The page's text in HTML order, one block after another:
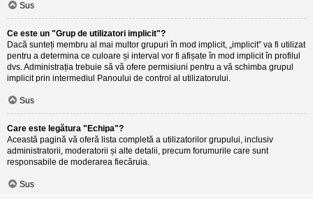
Sus
Ce este un "Grup de utilizatori implicit"?
Dacă sunteți membru al mai multor grupuri în mod implicit, „implicit” va fi utilizat
pentru a determina ce culoare și interval vor fi afișate în mod implicit în profilul
dvs. Administrația trebuie să vă ofere permisiuni pentru a vă schimba grupul
implicit prin intermediul Panoului de control al utilizatorului.
Sus
Care este legătura "Echipa"?
Această pagină vă oferă lista completă a utilizatorilor grupului, inclusiv
administratorii, moderatorii și alte detalii, precum forumurile care sunt
responsabile de moderarea fiecăruia.
Sus